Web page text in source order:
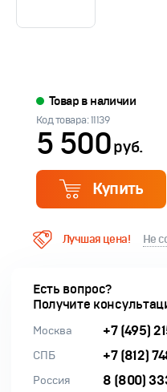
Товар в наличии
Код товара: 11139
5 500руб.
Купить
Лучшая цена! Не
Есть вопрос?
Получите
Москва +7 (495)
СПБ +7 (812)
Россия 8 (800)